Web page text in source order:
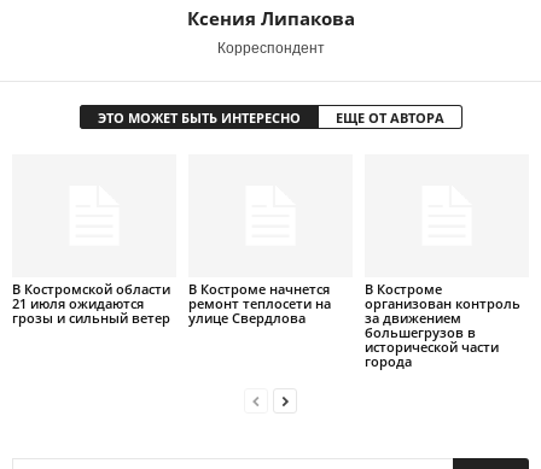
Ксения Липакова
Корреспондент
ЭТО МОЖЕТ БЫТЬ ИНТЕРЕСНО ЕЩЕ ОТ АВТОРА
В Костромской области
21 июля ожидаются
грозы и сильный ветер
В Костроме начнется
ремонт теплосети на
улице Свердлова
В Костроме
организован контроль
за движением
большегрузов в
исторической части
города